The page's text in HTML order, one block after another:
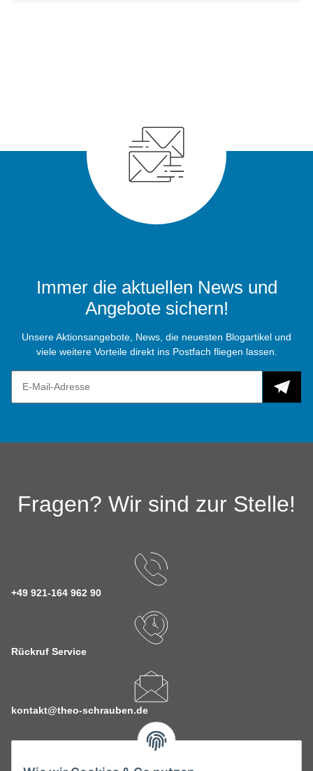
Immer die aktuellen News und
Angebote sichern!
Unsere Aktionsangebote, News, die neuesten Blogartikel und
viele weitere Vorteile direkt ins Postfach fliegen lassen.
Fragen? Wir sind zur Stelle!
+49 921-164 962 90
Rückruf Service
kontakt@theo-schrauben.de